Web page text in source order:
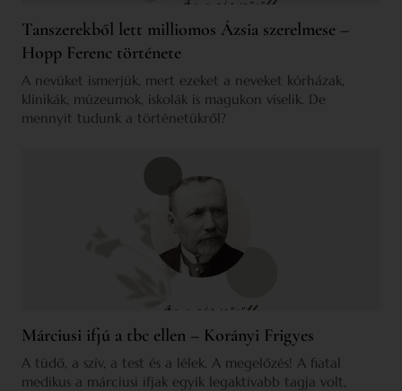
Tanszerekből lett milliomos Ázsia szerelmese –
Hopp Ferenc története
A nevüket ismerjük, mert ezeket a neveket kórházak,
klinikák, múzeumok, iskolák is magukon viselik. De
mennyit tudunk a történetükről?
Márciusi ifjú a tbc ellen – Korányi Frigyes
A tüdő, a szív, a test és a lélek. A megelőzés! A fiatal
medikus a márciusi ifjak egyik legaktívabb tagja volt,